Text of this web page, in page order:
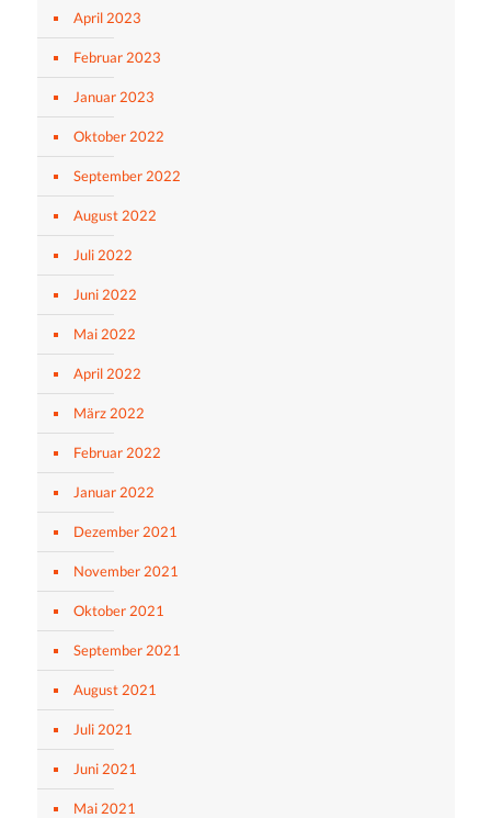
April 2023
Februar 2023
Januar 2023
Oktober 2022
September 2022
August 2022
Juli 2022
Juni 2022
Mai 2022
April 2022
März 2022
Februar 2022
Januar 2022
Dezember 2021
November 2021
Oktober 2021
September 2021
August 2021
Juli 2021
Juni 2021
Mai 2021